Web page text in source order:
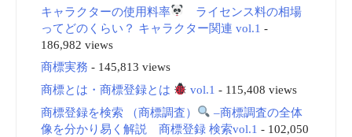
キャラクターの使用料率
ライセンス料の相場
ってどのくらい？ キャラクター関連 vol.1 -
186,982 views
商標実務 - 145,813 views
商標とは・商標登録とは
vol.1 - 115,408 views
商標登録を検索 （商標調査）
–商標調査の全体
像を分かり易く解説 商標登録 検索vol.1 - 102,050